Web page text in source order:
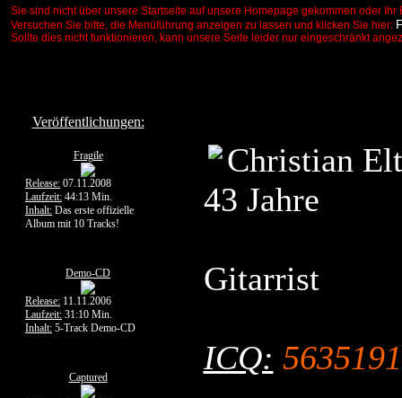
Sie sind nicht über unsere Startseite auf unsere Homepage gekommen oder
Versuchen Sie bitte, die Menüführung anzeigen zu lassen und klicken Sie hier:
Sollte dies nicht funktionieren, kann unsere Seite leider nur eingeschränkt
Veröffentlichungen:
Fragile
Release: 07.11.2008
Laufzeit: 44:13 Min.
Inhalt: Das erste offizielle
Album mit 10 Tracks!
Demo-CD
Release: 11.11.2006
Laufzeit: 31:10 Min.
Inhalt: 5-Track Demo-CD
Captured
Christian
43 Jahre
Gitarrist
ICQ: